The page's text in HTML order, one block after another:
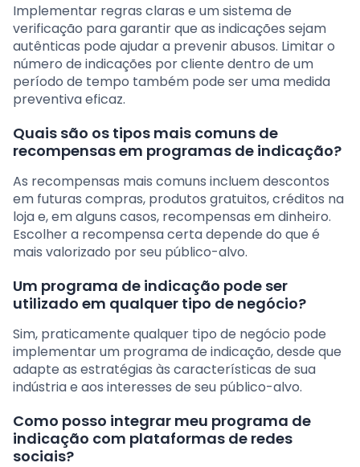
Implementar regras claras e um sistema de
verificação para garantir que as indicações sejam
autênticas pode ajudar a prevenir abusos. Limitar o
número de indicações por cliente dentro de um
período de tempo também pode ser uma medida
preventiva eficaz.
Quais são os tipos mais comuns de
recompensas em programas de indicação?
As recompensas mais comuns incluem descontos
em futuras compras, produtos gratuitos, créditos na
loja e, em alguns casos, recompensas em dinheiro.
Escolher a recompensa certa depende do que é
mais valorizado por seu público-alvo.
Um programa de indicação pode ser
utilizado em qualquer tipo de negócio?
Sim, praticamente qualquer tipo de negócio pode
implementar um programa de indicação, desde que
adapte as estratégias às características de sua
indústria e aos interesses de seu público-alvo.
Como posso integrar meu programa de
indicação com plataformas de redes
sociais?